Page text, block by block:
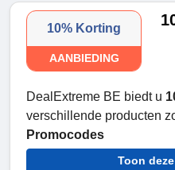
10% Korting
AANBIEDING
DealExtreme BE biedt u
verschillende producten
Promocodes
Toon